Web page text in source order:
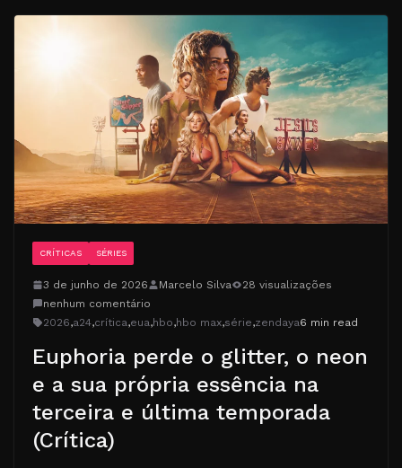
CRÍTICAS SÉRIES
3 de junho de 2026 Marcelo Silva
28 visualizações
nenhum comentário
2026,a24,crítica,eua,hbo,hbo max,série,zendaya6 min read
Euphoria perde o glitter, o neon
e a sua própria essência na
terceira e última temporada
(Crítica)